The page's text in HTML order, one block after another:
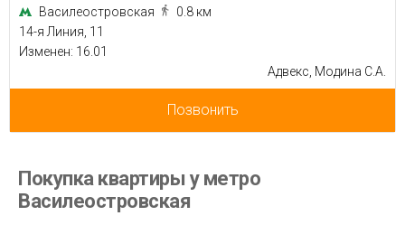
Василеостровская
0.8 км
14-я Линия, 11
Изменен: 16.01
Адвекс, Модина С.А.
Позвонить
Покупка квартиры у метро
Василеостровская